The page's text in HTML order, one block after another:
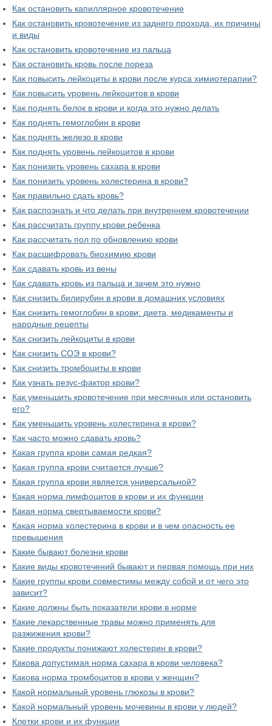
Как остановить капиллярное кровотечение
Как остановить кровотечение из заднего прохода, их причины
и виды
Как остановить кровотечение из пальца
Как остановить кровь после пореза
Как повысить лейкоциты в крови после курса химиотерапии?
Как повысить уровень лейкоцитов в крови
Как поднять белок в крови и когда это нужно делать
Как поднять гемоглобин в крови
Как поднять железо в крови
Как поднять уровень лейкоцитов в крови
Как понизить уровень сахара в крови
Как понизить уровень холестерина в крови?
Как правильно сдать кровь?
Как распознать и что делать при внутреннем кровотечении
Как рассчитать группу крови ребенка
Как рассчитать пол по обновлению крови
Как расшифровать биохимию крови
Как сдавать кровь из вены
Как сдавать кровь из пальца и зачем это нужно
Как снизить билирубин в крови в домашних условиях
Как снизить гемоглобин в крови: диета, медикаменты и
народные рецепты
Как снизить лейкоциты в крови
Как снизить СОЭ в крови?
Как снизить тромбоциты в крови
Как узнать резус-фактор крови?
Как уменьшить кровотечение при месячных или остановить
его?
Как уменьшить уровень холестерина в крови?
Как часто можно сдавать кровь?
Какая группа крови самая редкая?
Какая группа крови считается лучше?
Какая группа крови является универсальной?
Какая норма лимфоцитов в крови и их функции
Какая норма свертываемости крови?
Какая норма холестерина в крови и в чем опасность ее
превышения
Какие бывают болезни крови
Какие виды кровотечений бывают и первая помощь при них
Какие группы крови совместимы между собой и от чего это
зависит?
Какие должны быть показатели крови в норме
Какие лекарственные травы можно применять для
разжижения крови?
Какие продукты понижают холестерин в крови?
Какова допустимая норма сахара в крови человека?
Какова норма тромбоцитов в крови у женщин?
Какой нормальный уровень глюкозы в крови?
Какой нормальный уровень мочевины в крови у людей?
Клетки крови и их функции